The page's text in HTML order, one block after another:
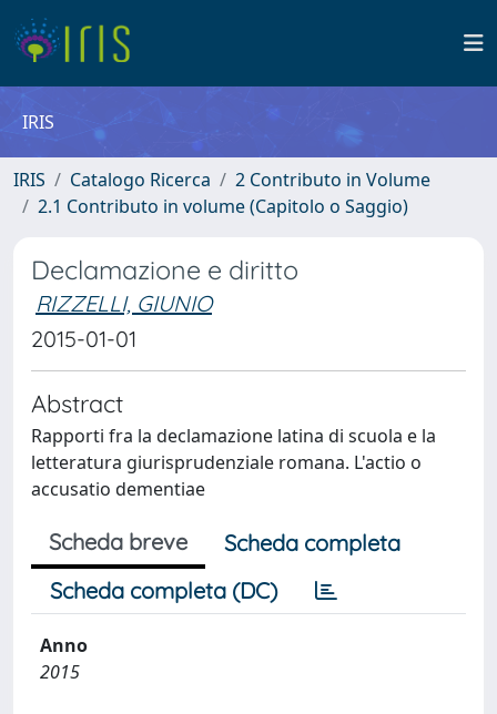
IRIS
IRIS Catalogo Ricerca
2 Contributo in Volume
2.1 Contributo in volume (Capitolo o Saggio)
Declamazione e diritto
RIZZELLI, GIUNIO
2015-01-01
Abstract
Rapporti fra la declamazione latina di scuola e la
letteratura giurisprudenziale romana. L'actio o
accusatio dementiae
Scheda breve
Scheda completa
Scheda completa (DC)
Anno
2015